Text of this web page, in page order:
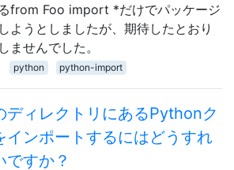
from Foo import *だけでパッケージ
ようとしましたが、期待したとおり
ませんでした。
python python-import
ディレクトリにあるPythonク
インポートするにはどうすれ
ですか？